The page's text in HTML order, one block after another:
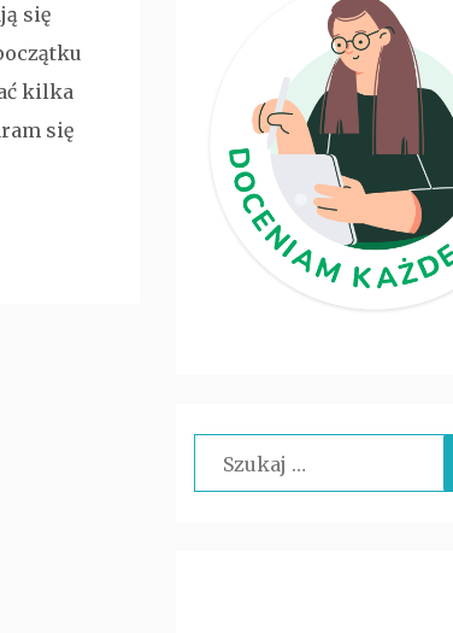
się
kilka
się
Szukaj: